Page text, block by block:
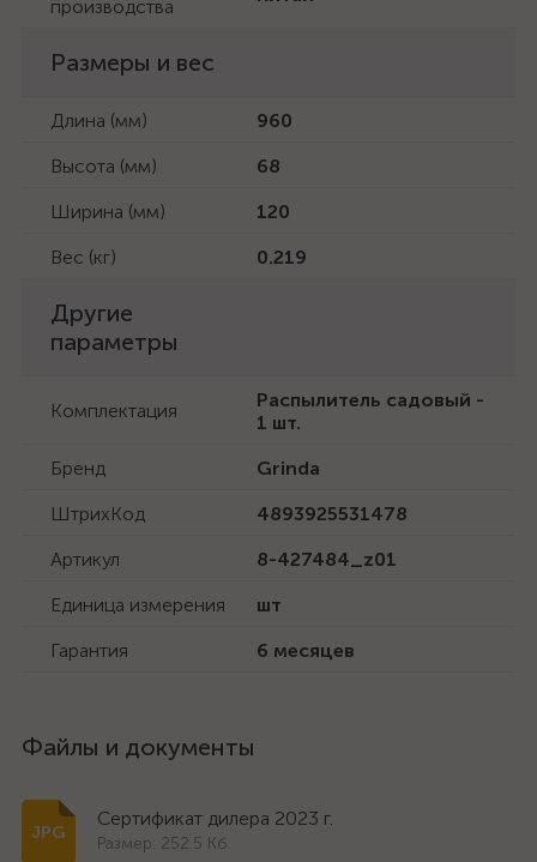
производства
Размеры и вес
Длина (мм)
960
Высота (мм)
68
Ширина (мм)
120
Вес (кг)
0.219
Другие
параметры
Комплектация
Распылитель садовый -
1 шт.
Бренд
Grinda
ШтрихКод
4893925531478
Артикул
8-427484_z01
Единица измерения
шт
Гарантия
6 месяцев
Файлы и документы
Сертификат дилера 2023 г.
Размер: 252.5 Кб